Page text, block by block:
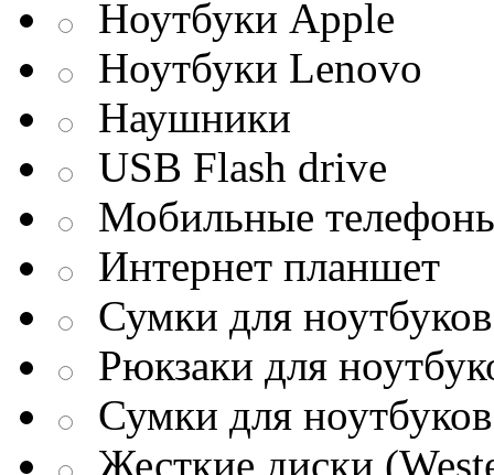
Ноутбуки Apple
Ноутбуки Lenovo
Наушники
USB Flash drive
Мобильные
Интернет планшет
Сумки для
Рюкзаки для
Сумки для
Жесткие диски